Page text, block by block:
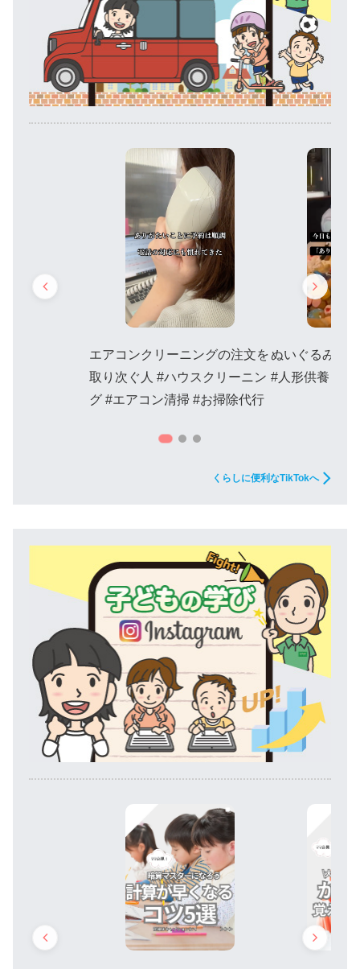
エアコンクリーニングの注文を
取り次ぐ人 #ハウスクリーニン
グ #エアコン清掃 #お掃除代行
ぬいぐるみ供
#人形供養 #ぬ
くらしに便利なTikTokへ